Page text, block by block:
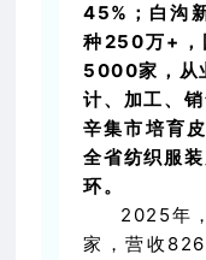
45%；白沟
种250万+，
5000家，从
计、加工、
辛集市培育
全省纺织服
环。
2025年
家，营收